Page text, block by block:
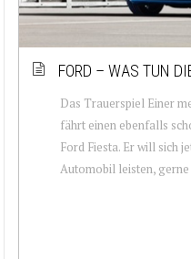
FORD – WAS TUN
Das Trauerspiel Einer
fährt einen ebenfalls
Ford Fiesta. Er will sich
Automobil leisten, gerne